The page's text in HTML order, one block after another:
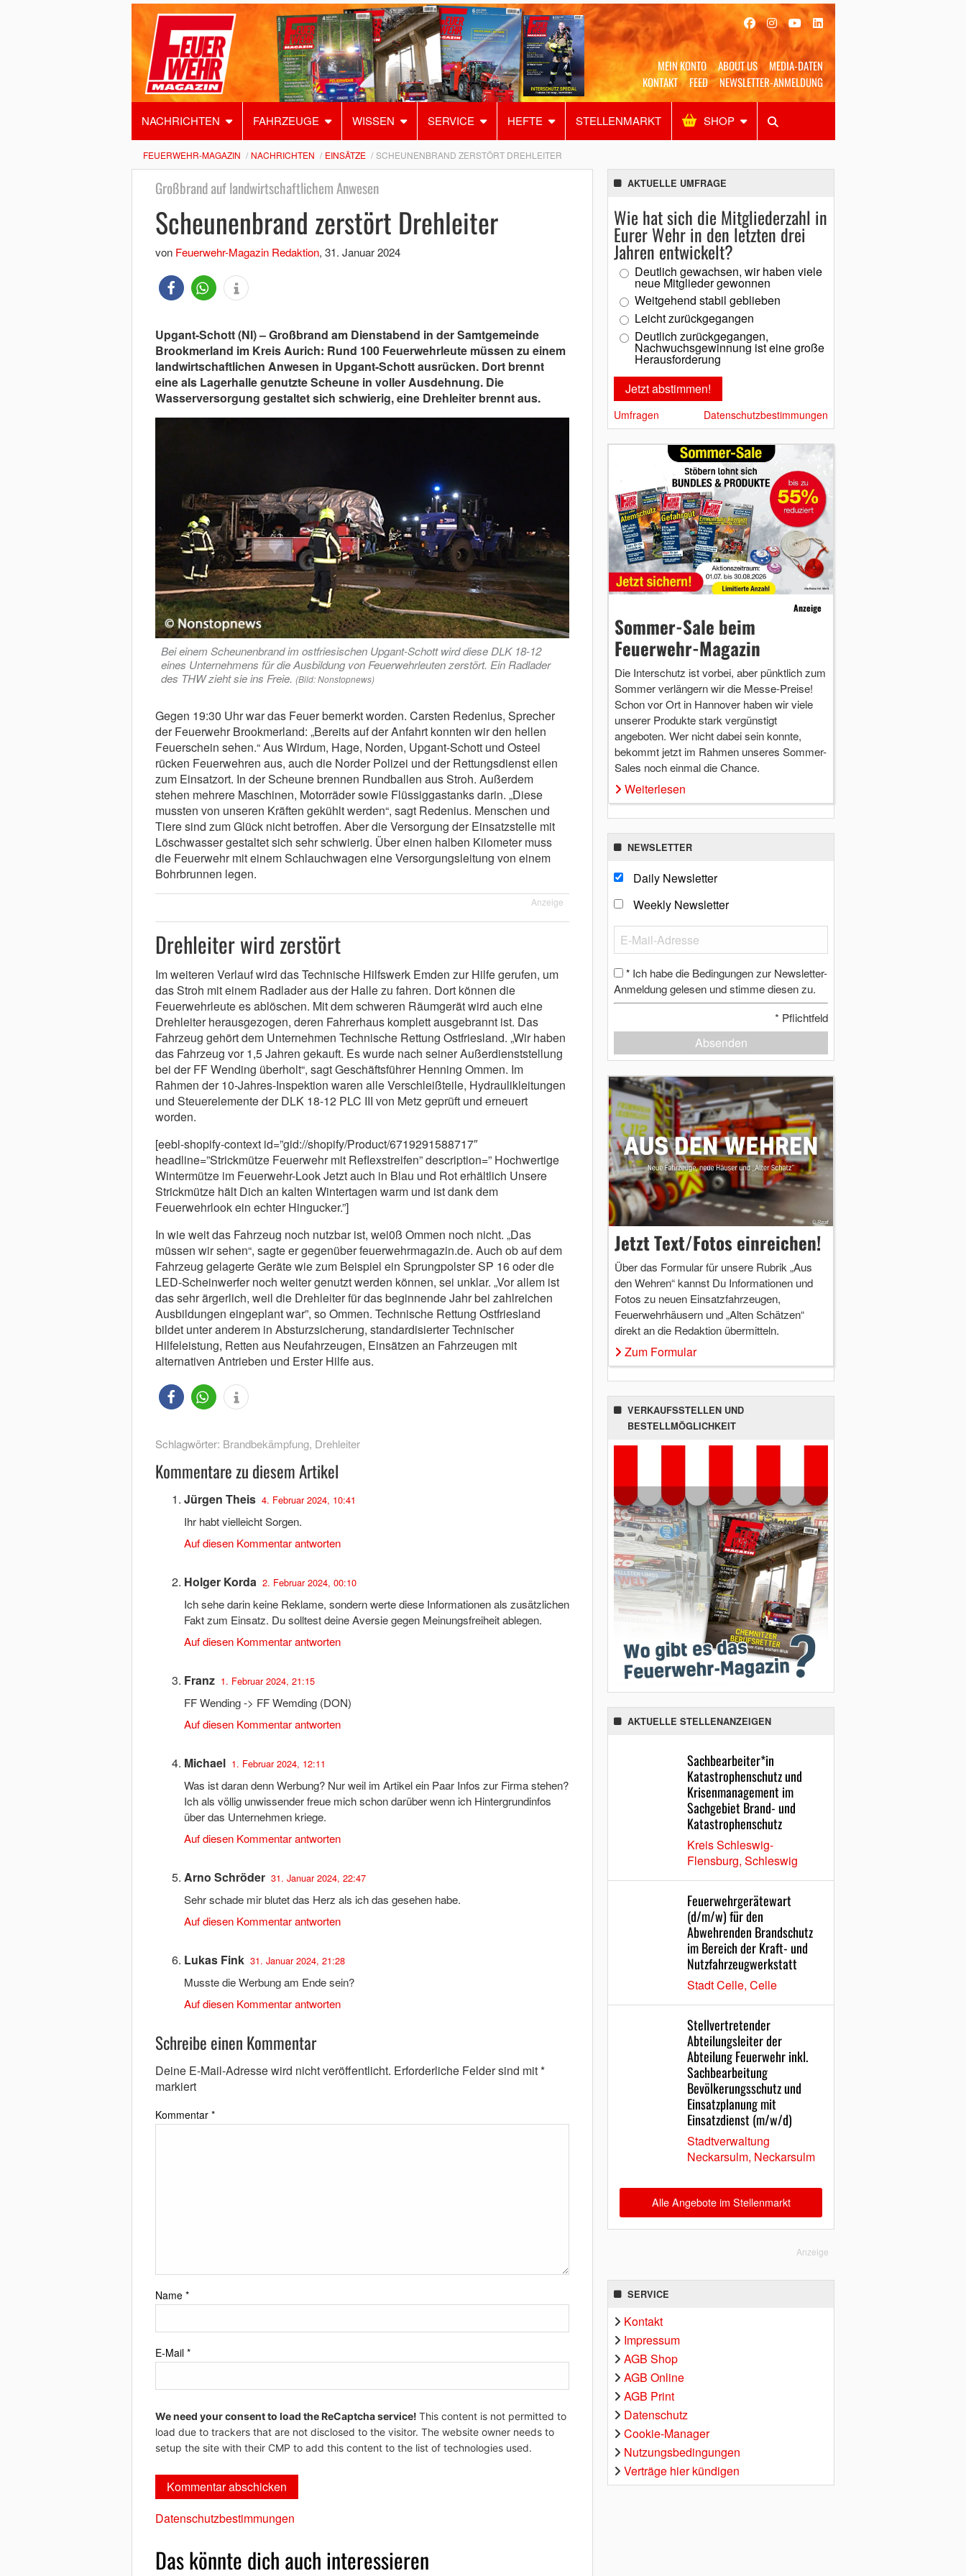
MEIN KONTO ABOUT US
MEDIA-DATEN
KONTAKT
FEED NEWSLETTER-ANMELDUNG
NACHRICHTEN FAHRZEUGE WISSEN SERVICE HEFTE STELLENMARKT SHOP
Alles Shop SUCHEN
FEUERWEHR-MAGAZIN NACHRICHTEN EINSÄTZE SCHEUNENBRAND ZERSTÖRT DREHLEITER
Großbrand auf landwirtschaftlichem Anwesen
Scheunenbrand zerstört Drehleiter
von Feuerwehr-Magazin Redaktion, 31. Januar 2024
Upgant-Schott (NI) – Großbrand am Dienstabend in der Samtgemeinde
Brookmerland im Kreis Aurich: Rund 100 Feuerwehrleute müssen zu einem
landwirtschaftlichen Anwesen in Upgant-Schott ausrücken. Dort brennt
eine als Lagerhalle genutzte Scheune in voller Ausdehnung. Die
Wasserversorgung gestaltet sich schwierig, eine Drehleiter brennt aus.
Bei einem Scheunenbrand im ostfriesischen Upgant-Schott wird diese DLK 18-12
eines Unternehmens für die Ausbildung von Feuerwehrleuten zerstört. Ein Radlader
des THW zieht sie ins Freie. (Bild: Nonstopnews)
Gegen 19:30 Uhr war das Feuer bemerkt worden. Carsten Redenius, Sprecher
der Feuerwehr Brookmerland: „Bereits auf der Anfahrt konnten wir den hellen
Feuerschein sehen.“ Aus Wirdum, Hage, Norden, Upgant-Schott und Osteel
rücken Feuerwehren aus, auch die Norder Polizei und der Rettungsdienst eilen
zum Einsatzort. In der Scheune brennen Rundballen aus Stroh. Außerdem
stehen mehrere Maschinen, Motorräder sowie Flüssiggastanks darin. „Diese
mussten von unseren Kräften gekühlt werden“, sagt Redenius. Menschen und
Tiere sind zum Glück nicht betroffen. Aber die Versorgung der Einsatzstelle mit
Löschwasser gestaltet sich sehr schwierig. Über einen halben Kilometer muss
die Feuerwehr mit einem Schlauchwagen eine Versorgungsleitung von einem
Bohrbrunnen legen.
Anzeige
Drehleiter wird zerstört
Im weiteren Verlauf wird das Technische Hilfswerk Emden zur Hilfe gerufen, um
das Stroh mit einem Radlader aus der Halle zu fahren. Dort können die
Feuerwehrleute es ablöschen. Mit dem schweren Räumgerät wird auch eine
Drehleiter herausgezogen, deren Fahrerhaus komplett ausgebrannt ist. Das
Fahrzeug gehört dem Unternehmen Technische Rettung Ostfriesland. „Wir haben
das Fahrzeug vor 1,5 Jahren gekauft. Es wurde nach seiner Außerdienststellung
bei der FF Wending überholt“, sagt Geschäftsführer Henning Ommen. Im
Rahmen der 10-Jahres-Inspektion waren alle Verschleißteile, Hydraulikleitungen
und Steuerelemente der DLK 18-12 PLC III von Metz geprüft und erneuert
worden.
[eebl-shopify-context id=”gid://shopify/Product/6719291588717″
headline=”Strickmütze Feuerwehr mit Reflexstreifen” description=” Hochwertige
Wintermütze im Feuerwehr-Look Jetzt auch in Blau und Rot erhältlich Unsere
Strickmütze hält Dich an kalten Wintertagen warm und ist dank dem
Feuerwehrlook ein echter Hingucker.”]
In wie weit das Fahrzeug noch nutzbar ist, wei0ß Ommen noch nicht. „Das
müssen wir sehen“, sagte er gegenüber feuerwehrmagazin.de. Auch ob auf dem
Fahrzeug gelagerte Geräte wie zum Beispiel ein Sprungpolster SP 16 oder die
LED-Scheinwerfer noch weiter genutzt werden können, sei unklar. „Vor allem ist
das sehr ärgerlich, weil die Drehleiter für das beginnende Jahr bei zahlreichen
Ausbildungen eingeplant war”, so Ommen. Technische Rettung Ostfriesland
bildet unter anderem in Absturzsicherung, standardisierter Technischer
Hilfeleistung, Retten aus Neufahrzeugen, Einsätzen an Fahrzeugen mit
alternativen Antrieben und Erster Hilfe aus.
Schlagwörter: Brandbekämpfung, Drehleiter
Kommentare zu diesem Artikel
Jürgen Theis 4. Februar 2024, 10:41
Ihr habt vielleicht Sorgen.
Auf diesen Kommentar antworten
Holger Korda 2. Februar 2024, 00:10
Ich sehe darin keine Reklame, sondern werte diese Informationen als zusätzlichen
Fakt zum Einsatz. Du solltest deine Aversie gegen Meinungsfreiheit ablegen.
Auf diesen Kommentar antworten
Franz 1. Februar 2024, 21:15
FF Wending -> FF Wemding (DON)
Auf diesen Kommentar antworten
Michael 1. Februar 2024, 12:11
Was ist daran denn Werbung? Nur weil im Artikel ein Paar Infos zur Firma stehen?
Ich als völlig unwissender freue mich schon darüber wenn ich Hintergrundinfos
über das Unternehmen kriege.
Auf diesen Kommentar antworten
Arno Schröder 31. Januar 2024, 22:47
Sehr schade mir blutet das Herz als ich das gesehen habe.
Auf diesen Kommentar antworten
Lukas Fink 31. Januar 2024, 21:28
Musste die Werbung am Ende sein?
Auf diesen Kommentar antworten
Schreibe einen Kommentar
Deine E-Mail-Adresse wird nicht veröffentlicht. Erforderliche Felder sind mit*
markiert
Kommentar *
Name *
E-Mail *
We need your consent to load the ReCaptcha service! This content is not permitted to
load due to trackers that are not disclosed to the visitor. The website owner needs to
setup the site with their CMP to add this content to the list of technologies used.
Datenschutzbestimmungen
Das könnte dich auch interessieren
AKTUELLE UMFRAGE
Wie hat sich die Mitgliederzahl in
Eurer Wehr in den letzten drei
Jahren entwickelt?
Deutlich gewachsen, wir haben viele
neue Mitglieder gewonnen
Weitgehend stabil geblieben
Leicht zurückgegangen
Deutlich zurückgegangen,
Nachwuchsgewinnung ist eine große
Herausforderung
Umfragen Datenschutzbestimmungen
Anzeige
Sommer-Sale beim
Feuerwehr-Magazin
Die Interschutz ist vorbei, aber pünktlich zum
Sommer verlängern wir die Messe-Preise!
Schon vor Ort in Hannover haben wir viele
unserer Produkte stark vergünstigt
angeboten. Wer nicht dabei sein konnte,
bekommt jetzt im Rahmen unseres Sommer-
Sales noch einmal die Chance.
Weiterlesen
NEWSLETTER
Daily Newsletter
Weekly Newsletter
* Ich habe die Bedingungen zur Newsletter-
Anmeldung gelesen und stimme diesen zu.
* Pflichtfeld
Absenden
Jetzt Text/Fotos einreichen!
Über das Formular für unsere Rubrik „Aus
den Wehren“ kannst Du Informationen und
Fotos zu neuen Einsatzfahrzeugen,
Feuerwehrhäusern und „Alten Schätzen“
direkt an die Redaktion übermitteln.
Zum Formular
VERKAUFSSTELLEN UND
BESTELLMÖGLICHKEIT
AKTUELLE STELLENANZEIGEN
Sachbearbeiter*in
Katastrophenschutz und
Krisenmanagement im
Sachgebiet Brand- und
Katastrophenschutz
Kreis Schleswig-
Flensburg, Schleswig
Feuerwehrgerätewart
(d/m/w) für den
Abwehrenden Brandschutz
im Bereich der Kraft- und
Nutzfahrzeugwerkstatt
Stadt Celle, Celle
Stellvertretender
Abteilungsleiter der
Abteilung Feuerwehr inkl.
Sachbearbeitung
Bevölkerungsschutz und
Einsatzplanung mit
Einsatzdienst (m/w/d)
Stadtverwaltung
Neckarsulm, Neckarsulm
Alle Angebote im Stellenmarkt
Anzeige
SERVICE
Kontakt
Impressum
AGB Shop
AGB Online
AGB Print
Datenschutz
Cookie-Manager
Nutzungsbedingungen
Verträge hier kündigen